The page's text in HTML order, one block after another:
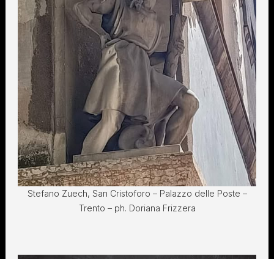
Stefano Zuech, San Cristoforo – Palazzo delle Poste –
Trento – ph. Doriana Frizzera